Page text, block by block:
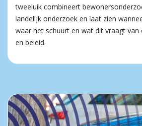
tweeluik combineert
landelijk onderzoek en laat zien
waar het schuurt en wat dit vraagt van
en beleid.